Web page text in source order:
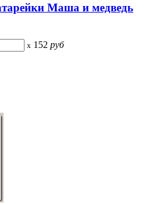
Маша и медведь
x 152 руб